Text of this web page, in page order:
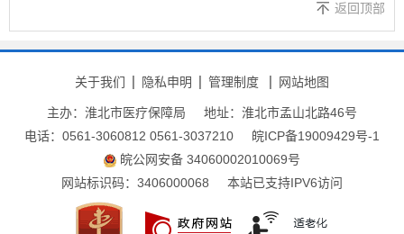
返回顶部
关于我们 隐私申明 管理制度 网站地图
主办：淮北市医疗保障局
地址：淮北市孟山北路46号
电话：0561-3060812 0561-3037210
皖ICP备19009429号-1
皖公网安备 34060002010069号
网站标识码：3406000068
本站已支持IPV6访问